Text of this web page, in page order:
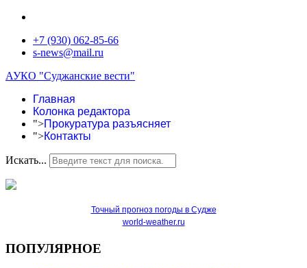
+7 (930) 062-85-66
s-news@mail.ru
АУКО "Суджанские вести"
Главная
Колонка редактора
">Прокуратура разъясняет
">Контакты
Искать...
Точный прогноз погоды в Судже
world-weather.ru
ПОПУЛЯРНОЕ